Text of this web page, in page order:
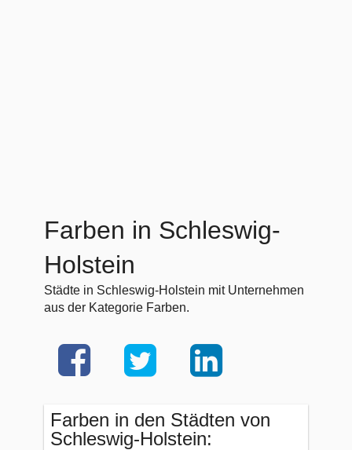
Farben in Schleswig-
Holstein
Städte in Schleswig-Holstein mit Unternehmen
aus der Kategorie Farben.
Farben in den Städten von
Schleswig-Holstein: